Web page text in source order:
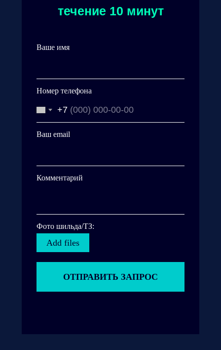
течение 10 минут
Ваше имя
Номер телефона
+7
Ваш email
Комментарий
Фото шильда/ТЗ:
Add files
ОТПРАВИТЬ ЗАПРОС